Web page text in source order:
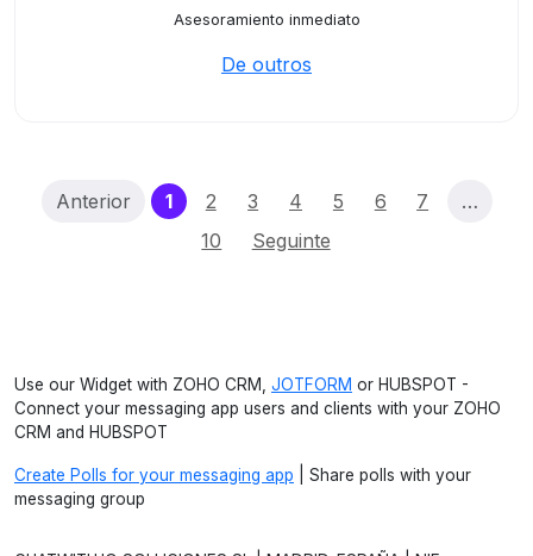
Asesoramiento inmediato
De outros
Anterior 1(current)
2 3 4 5 6 7
…
10
Seguinte
Use our Widget with ZOHO CRM, JOTFORM or HUBSPOT -
Connect your messaging app users and clients with your ZOHO
CRM and HUBSPOT
Create Polls for your messaging app | Share polls with your
messaging group